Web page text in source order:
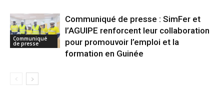
Communiqué
de presse
Communiqué de presse : SimFer et
l’AGUIPE renforcent leur collaboration
pour promouvoir l’emploi et la
formation en Guinée